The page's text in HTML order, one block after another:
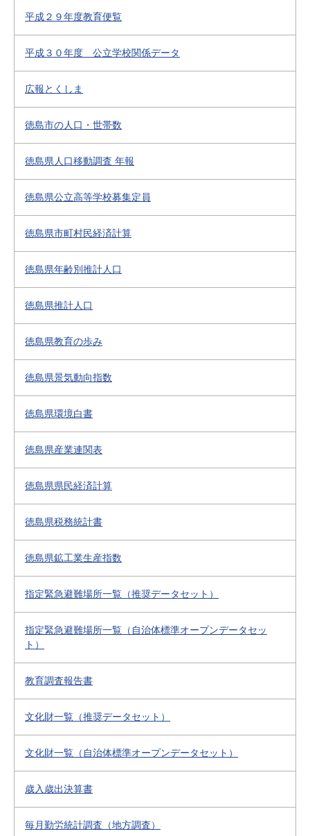
平成２９年度教育便覧
平成３０年度 公立学校関係データ
広報とくしま
徳島市の人口・世帯数
徳島県人口移動調査 年報
徳島県公立高等学校募集定員
徳島県市町村民経済計算
徳島県年齢別推計人口
徳島県推計人口
徳島県教育の歩み
徳島県景気動向指数
徳島県環境白書
徳島県産業連関表
徳島県県民経済計算
徳島県税務統計書
徳島県鉱工業生産指数
指定緊急避難場所一覧（推奨データセット）
指定緊急避難場所一覧（自治体標準オープンデータセッ
ト）
教育調査報告書
文化財一覧（推奨データセット）
文化財一覧（自治体標準オープンデータセット）
歳入歳出決算書
毎月勤労統計調査（地方調査）